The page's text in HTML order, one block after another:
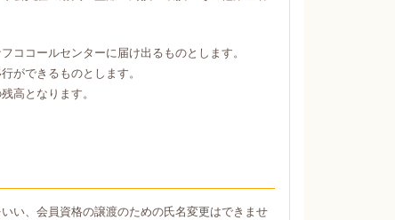
ココールセンターに届け出るものとします。
ができるものとします。
高となります。
い、会員資格の譲渡のための氏名変更はできませ